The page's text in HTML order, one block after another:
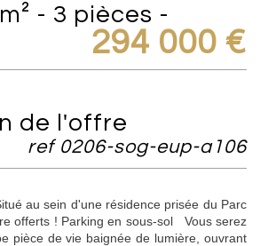
294 000 €
de l'offre
ref 0206-sog-eup-a106
au sein d'une résidence prisée du Parc
offerts ! Parking en sous-sol Vous serez
pièce de vie baignée de lumière, ouvrant